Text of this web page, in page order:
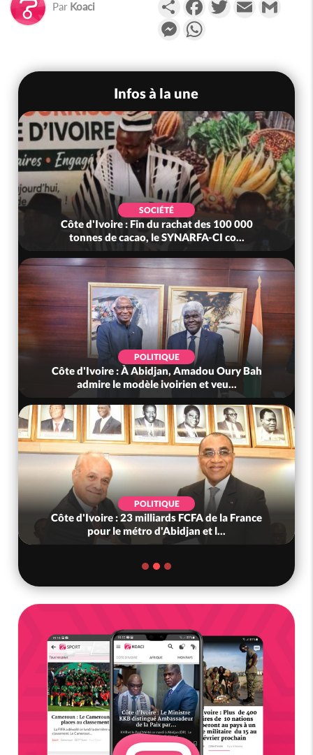
Par Koaci
Messenger
Infos à la une
SOCIÉTÉ
Côte d'Ivoire : Fin du rachat des 100 000
tonnes de cacao, le SYNARFA-CI co...
POLITIQUE
Côte d'Ivoire : À Abidjan, Amadou Oury Bah
admire le modèle ivoirien et veu...
POLITIQUE
Côte d'Ivoire : 23 milliards FCFA de la France
pour le métro d'Abidjan et l...